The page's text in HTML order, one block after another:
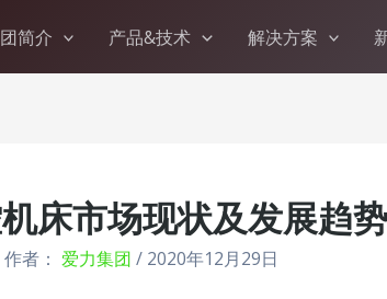
简介 产品&技术 解决方案
床市场现状及发展趋
作者： 爱力集团 / 2020年12月29日
真聆听、积极互动，良好的效果让我们倍感欣